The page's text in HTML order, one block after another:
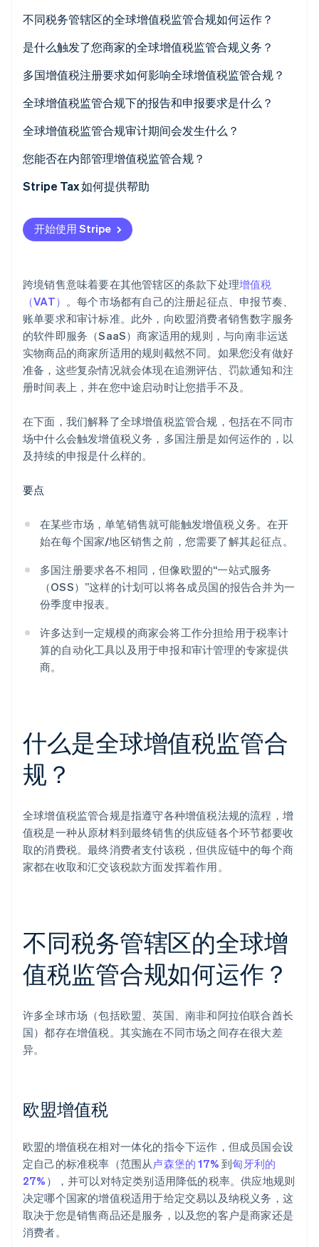
Stripe Sessions 2026
了解 Stripe 如何为 AI 构建经济基础设施。
立即观看
不同税务管辖区的全球增值税监管合规如何运作？
欧盟增值税
英国增值税
南非增值税
阿拉伯联合酋长国增值税
是什么触发了您商家的全球增值税监管合规义务？
多国增值税注册要求如何影响全球增值税监管合规？
全球增值税监管合规下的报告和申报要求是什么？
定期增值税申报
欧洲共同体 (EC) 销售清单
增值税发票
数字化报告和电子发票
全球增值税监管合规审计期间会发生什么？
申报与记录的一致性
反向征收交易的 B2B 状态证据
数字服务供应地点证据
正确处理豁免和零税率供应
您能否在内部管理增值税监管合规？
交易量和市场数量
产品复杂性
数字化报告强制要求
Stripe Tax 如何提供帮助
开始使用 Stripe
跨境销售意味着要在其他管辖区的条款下处理增值税
（VAT） 。每个市场都有自己的注册起征点、申报节奏、
账单要求和审计标准。此外，向欧盟消费者销售数字服务
的软件即服务（SaaS）商家适用的规则，与向南非运送
实物商品的商家所适用的规则截然不同。如果您没有做好
准备，这些复杂情况就会体现在追溯评估、罚款通知和注
册时间表上，并在您中途启动时让您措手不及。
在下面，我们解释了全球增值税监管合规，包括在不同市
场中什么会触发增值税义务，多国注册是如何运作的，以
及持续的申报是什么样的。
要点
在某些市场，单笔销售就可能触发增值税义务。在开
始在每个国家/地区销售之前，您需要了解其起征点。
多国注册要求各不相同，但像欧盟的“一站式服务
（OSS）”这样的计划可以将各成员国的报告合并为一
份季度申报表。
许多达到一定规模的商家会将工作分担给用于税率计
算的自动化工具以及用于申报和审计管理的专家提供
商。
什么是全球增值税监管合
规？
全球增值税监管合规是指遵守各种增值税法规的流程，增
值税是一种从原材料到最终销售的供应链各个环节都要收
取的消费税。最终消费者支付该税，但供应链中的每个商
家都在收取和汇交该税款方面发挥着作用。
不同税务管辖区的全球增
值税监管合规如何运作？
许多全球市场（包括欧盟、英国、南非和阿拉伯联合酋长
国）都存在增值税。其实施在不同市场之间存在很大差
异。
欧盟增值税
欧盟的增值税在相对一体化的指令下运作，但成员国会设
定自己的标准税率（范围从卢森堡的 17% 到匈牙利的
27% ），并可以对特定类别适用降低的税率。供应地规则
决定哪个国家的增值税适用于给定交易以及纳税义务，这
取决于您是销售商品还是服务，以及您的客户是商家还是
消费者。